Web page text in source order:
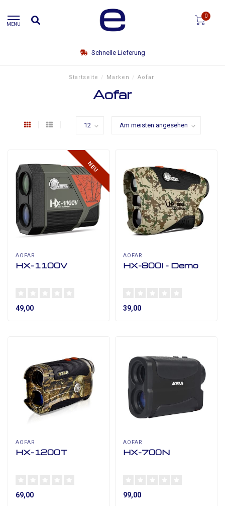
MENU
0
Schnelle Lieferung
Startseite / Marken / Aofar
Aofar
NEU
AOFAR
HX-1100V
49,00
AOFAR
HX-800I - Demo
39,00
AOFAR
HX-1200T
69,00
AOFAR
HX-700N
99,00